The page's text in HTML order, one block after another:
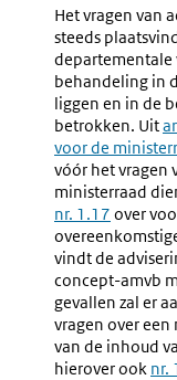
Het vragen van
steeds
departementale
behandeling in
liggen en in de
betrokken. Uit
voor de
vóór het vragen
ministerraad
nr. 1.17 over
vindt de
concept-amvb
gevallen zal er
vragen over
van de inhoud
hierover ook nr.